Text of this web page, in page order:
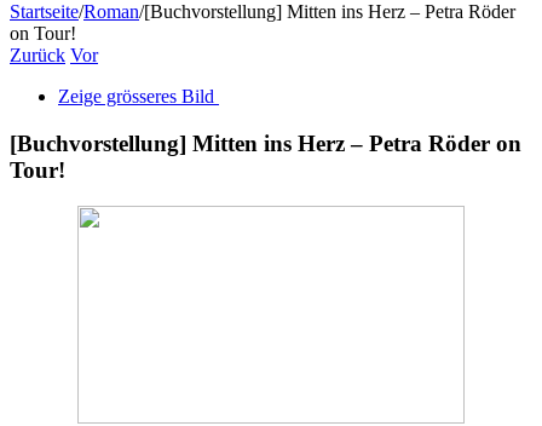
Startseite/Roman/[Buchvorstellung] Mitten ins Herz – Petra Röder
on Tour!
Zurück Vor
Zeige grösseres Bild
[Buchvorstellung] Mitten ins Herz – Petra Röder on
Tour!